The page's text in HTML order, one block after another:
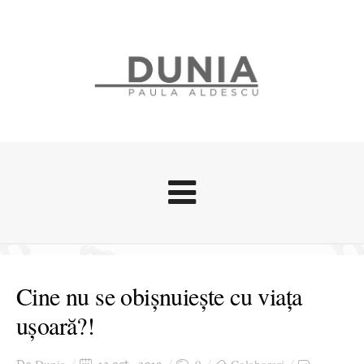
Zice Dunia
Cursuri povestite
Cine nu se obișnuiește cu viața
ușoară?!